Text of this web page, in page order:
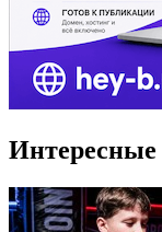
Интересные